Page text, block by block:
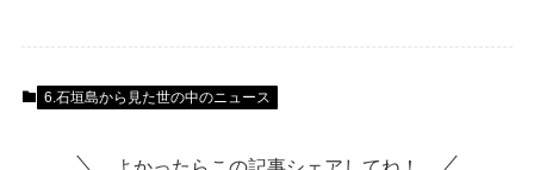
6.石垣島から見た世の中のニュース